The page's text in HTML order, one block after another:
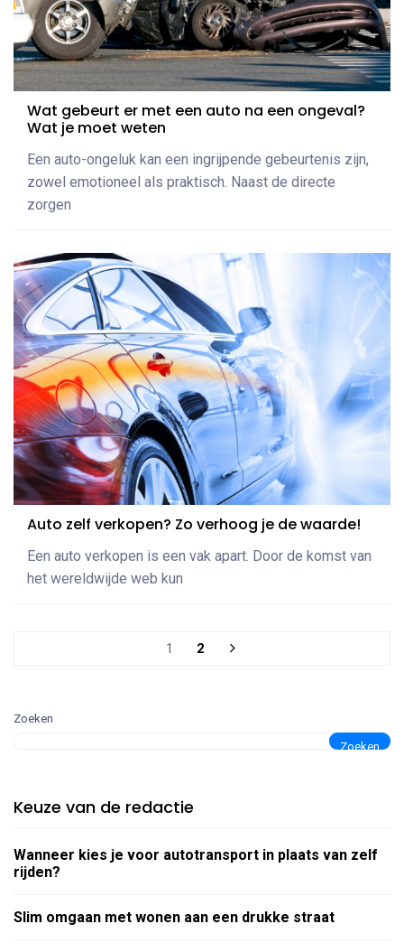
Wat gebeurt er met een auto na een ongeval?
Wat je moet weten
Een auto-ongeluk kan een ingrijpende gebeurtenis zijn,
zowel emotioneel als praktisch. Naast de directe
zorgen
Auto zelf verkopen? Zo verhoog je de waarde!
Een auto verkopen is een vak apart. Door de komst van
het wereldwijde web kun
1 2
Zoeken
Zoeken
Keuze van de redactie
Wanneer kies je voor autotransport in plaats van zelf
rijden?
Slim omgaan met wonen aan een drukke straat